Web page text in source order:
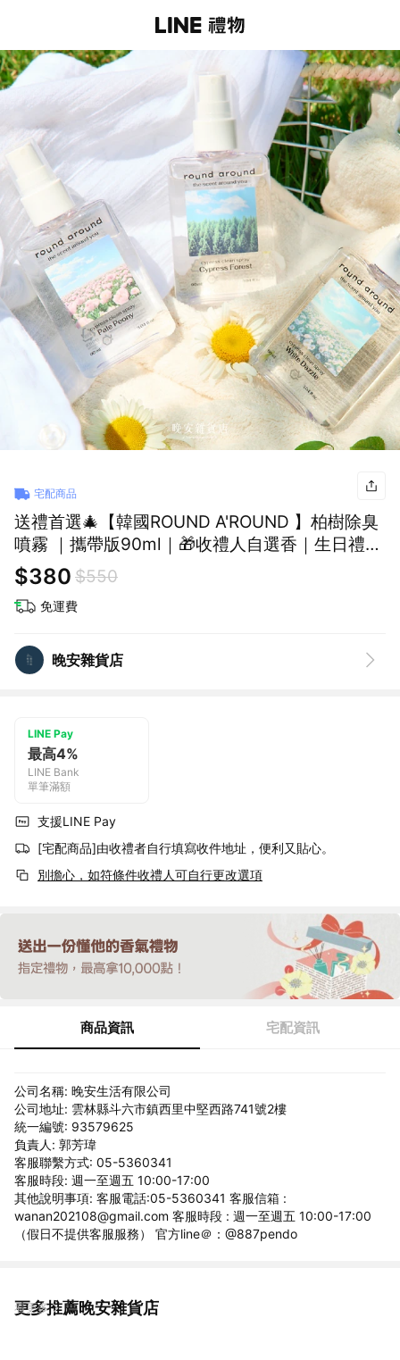
宅配商品
送禮首選🎄【韓國ROUND A'ROUND 】柏樹除臭
噴霧 ｜攜帶版90ml｜🎁收禮人自選香｜生日禮物
情人節禮物
$380 $550
免運費
晚安雜貨店
LINE Pay
最高4%
LINE Bank
單筆滿額
支援LINE Pay
[宅配商品]由收禮者自行填寫收件地址，便利又貼心。
別擔心，如符條件收禮人可自行更改選項
商品資訊 宅配資訊
公司名稱: 晚安生活有限公司
公司地址: 雲林縣斗六市鎮西里中堅西路741號2樓
統一編號: 93579625
負責人: 郭芳瑋
客服聯繫方式: 05-5360341
客服時段: 週一至週五 10:00-17:00
其他說明事項: 客服電話:05-5360341 客服信箱 :
wanan202108@gmail.com 客服時段 : 週一至週五 10:00-17:00
（假日不提供客服服務） 官方line＠：@887pendo
更多推薦晚安雜貨店
看更多